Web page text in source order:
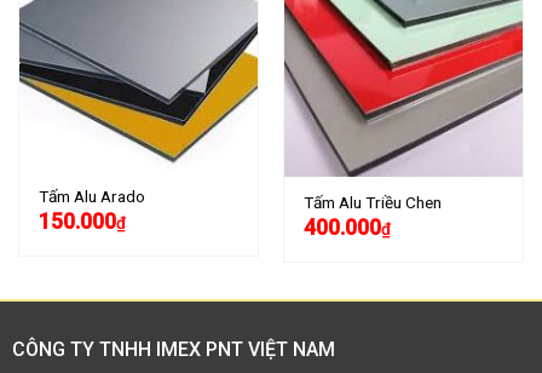
Tấm Alu Arado
150.000₫
Tấm Alu Triều Chen
400.000₫
CÔNG TY TNHH IMEX PNT VIỆT NAM